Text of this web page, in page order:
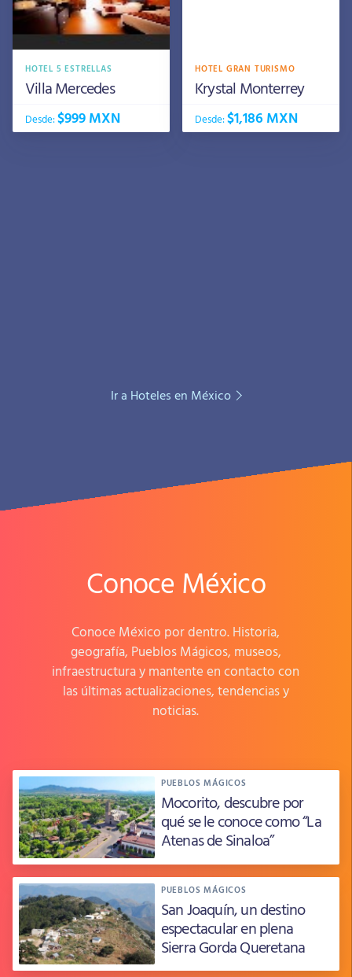
HOTEL 5 ESTRELLAS
Villa Mercedes
Desde:$999 MXN
HOTEL GRAN TURISMO
Krystal Monterrey
Desde:$1,186 MXN
Ir a Hoteles en México
Conoce México
Conoce México por dentro. Historia,
geografía, Pueblos Mágicos, museos,
infraestructura y mantente en contacto con
las últimas actualizaciones, tendencias y
noticias.
PUEBLOS MÁGICOS
Mocorito, descubre por
qué se le conoce como “La
Atenas de Sinaloa”
PUEBLOS MÁGICOS
San Joaquín, un destino
espectacular en plena
Sierra Gorda Queretana